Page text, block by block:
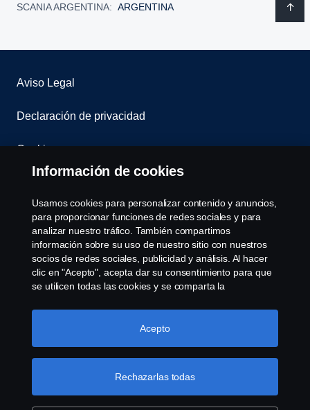
SCANIA ARGENTINA: ARGENTINA
Aviso Legal
Declaración de privacidad
Cookies
Sistema de Denuncias
Configuración de cookies
reservados. Scania Argentina S.A.U. - Piedrabuena
5400, Grand Bourg, CP (1615) Buenos Aires,
Información de cookies
Usamos cookies para personalizar contenido y anuncios,
para proporcionar funciones de redes sociales y para
analizar nuestro tráfico. También compartimos
información sobre su uso de nuestro sitio con nuestros
socios de redes sociales, publicidad y análisis. Al hacer
clic en "Acepto", acepta dar su consentimiento para que
se utilicen todas las cookies y se comparta la
haciendo clic en "Configuración de cookies" y
seleccionando las categorías que desea aceptar. Para
Más información sobre su privacidad
Rechazarlas todas
Acepto